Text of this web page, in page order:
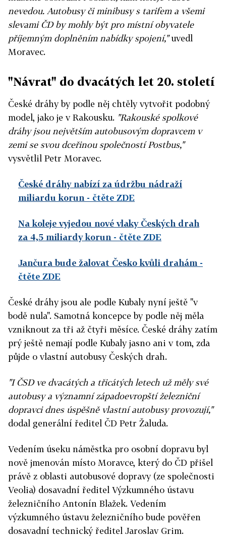
nevedou. Autobusy či minibusy s tarifem a všemi
slevami ČD by mohly být pro místní obyvatele
příjemným doplněním nabídky spojení,"uvedl
Moravec.
"Návrat" do dvacátých let 20. století
České dráhy by podle něj chtěly vytvořit podobný
model, jako je v Rakousku. "Rakouské spolkové
dráhy jsou největším autobusovým dopravcem v
zemi se svou dceřinou společností Postbus,"
vysvětlil Petr Moravec.
České dráhy nabízí za údržbu nádraží
miliardu korun - čtěte ZDE
Na koleje vyjedou nové vlaky Českých drah
za 4,5 miliardy korun - čtěte ZDE
Jančura bude žalovat Česko kvůli drahám -
čtěte ZDE
České dráhy jsou ale podle Kubaly nyní ještě "v
bodě nula". Samotná koncepce by podle něj měla
vzniknout za tři až čtyři měsíce. České dráhy zatím
prý ještě nemají podle Kubaly jasno ani v tom, zda
půjde o vlastní autobusy Českých drah.
"I ČSD ve dvacátých a třicátých letech už měly své
autobusy a významní západoevropští železniční
dopravci dnes úspěšně vlastní autobusy provozují,"
dodal generální ředitel ČD Petr Žaluda.
Vedením úseku náměstka pro osobní dopravu byl
nově jmenován místo Moravce, který do ČD přišel
právě z oblasti autobusové dopravy (ze společnosti
Veolia) dosavadní ředitel Výzkumného ústavu
železničního Antonín Blažek. Vedením
výzkumného ústavu železničního bude pověřen
dosavadní technický ředitel Jaroslav Grim.